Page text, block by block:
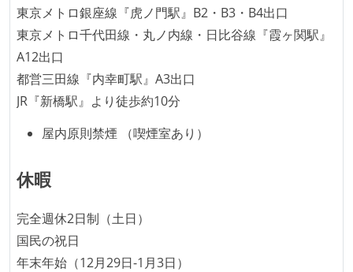
テストの実施度
ほとんどの機能に受け入れテストを記述、実施してい
る
機能の実装と同時にテストコードを記述している
想定される複数環境での品質チェックを義務づけてい
る
アジャイル実践状況
1ヶ月以下の短い期間でのイテレーション開発を実践
している
デイリーでスタンドアップミーティング、またはそれ
に準じるチーム内の打ち合わせを行っている
東京メトロ銀座線『虎ノ門駅』B2・B3・B4出口
東京メトロ千代田線・丸ノ内線・日比谷線『霞ヶ関駅』
A12出口
都営三田線『内幸町駅』A3出口
JR『新橋駅』より徒歩約10分
屋内原則禁煙 （喫煙室あり）
休暇
完全週休2日制（土日）
国民の祝日
年末年始（12月29日-1月3日）